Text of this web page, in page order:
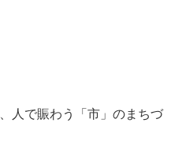
人で賑わう「市」のまちづ